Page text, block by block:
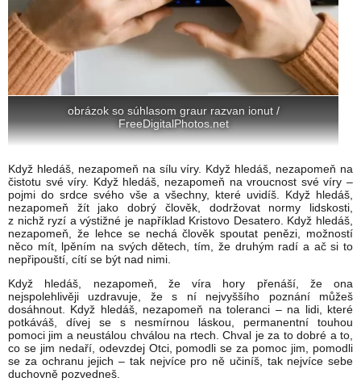
obrázok so súhlasom graur razvan ionut /
FreeDigitalPhotos.net
Když hledáš, nezapomeň na sílu víry. Když hledáš, nezapomeň na
čistotu své víry. Když hledáš, nezapomeň na vroucnost své víry –
pojmi do srdce svého vše a všechny, které uvidíš. Když hledáš,
nezapomeň žít jako dobrý člověk, dodržovat normy lidskosti,
z nichž ryzí a výstižné je například Kristovo Desatero. Když hledáš,
nezapomeň, že lehce se nechá člověk spoutat penězi, možností
něco mít, lpěním na svých dětech, tím, že druhým radí a ač si to
nepřipouští, cítí se být nad nimi.
Když hledáš, nezapomeň, že víra hory přenáší, že ona
nejspolehlivěji uzdravuje, že s ní nejvyššího poznání můžeš
dosáhnout. Když hledáš, nezapomeň na toleranci – na lidi, které
potkáváš, dívej se s nesmírnou láskou, permanentní touhou
pomoci jim a neustálou chválou na rtech. Chval je za to dobré a to,
co se jim nedaří, odevzdej Otci, pomodli se za pomoc jim, pomodli
se za ochranu jejich – tak nejvíce pro ně učiníš, tak nejvíce sebe
duchovně pozvedneš.